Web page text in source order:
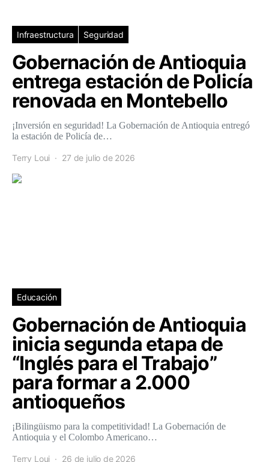
Infraestructura Seguridad
Gobernación de Antioquia
entrega estación de Policía
renovada en Montebello
¡Inversión en seguridad! La Gobernación de Antioquia entregó
la estación de Policía de…
Terry Loui 27 de julio de 2026
Educación
Gobernación de Antioquia
inicia segunda etapa de
“Inglés para el Trabajo”
para formar a 2.000
antioqueños
¡Bilingüismo para la competitividad! La Gobernación de
Antioquia y el Colombo Americano…
Terry Loui 26 de julio de 2026